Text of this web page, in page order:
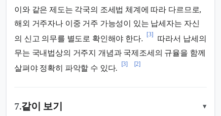
이와 같은 제도는 각국의 조세법 체계에 따라 다르므로,
해외 거주자나 이중 거주 가능성이 있는 납세자는 자신
의 신고 의무를 별도로 확인해야 한다.
[3]
따라서 납세의
무는 국내법상의 거주지 개념과 국제조세의 규율을 함께
살펴야 정확히 파악할 수 있다.
[3] [2]
7.같이 보기 ▾